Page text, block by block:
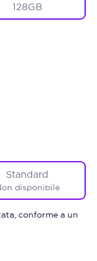
128GB
Standard
disponibile
conforme a un